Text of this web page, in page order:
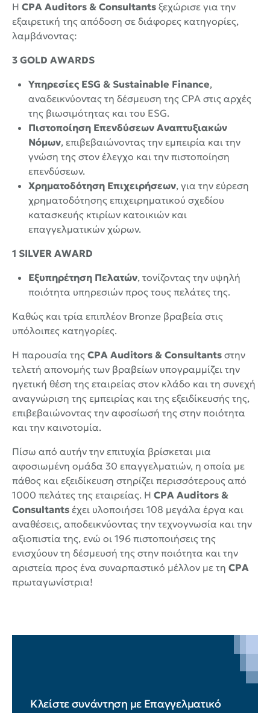
Η CPA Auditors & Consultants ξεχώρισε για την
εξαιρετική της απόδοση σε διάφορες κατηγορίες,
λαμβάνοντας:
3 GOLD AWARDS
Υπηρεσίες ESG & Sustainable Finance,
αναδεικνύοντας τη δέσμευση της CPA στις αρχές
της βιωσιμότητας και του ESG.
Πιστοποίηση Επενδύσεων Αναπτυξιακών
Νόμων, επιβεβαιώνοντας την εμπειρία και την
γνώση της στον έλεγχο και την πιστοποίηση
επενδύσεων.
Χρηματοδότηση Επιχειρήσεων, για την εύρεση
χρηματοδότησης επιχειρηματικού σχεδίου
κατασκευής κτιρίων κατοικιών και
επαγγελματικών χώρων.
1 SILVER AWARD
Εξυπηρέτηση Πελατών, τονίζοντας την υψηλή
ποιότητα υπηρεσιών προς τους πελάτες της.
Καθώς και τρία επιπλέον Bronze βραβεία στις
υπόλοιπες κατηγορίες.
Η παρουσία της CPA Auditors & Consultants στην
τελετή απονομής των βραβείων υπογραμμίζει την
ηγετική θέση της εταιρείας στον κλάδο και τη συνεχή
αναγνώριση της εμπειρίας και της εξειδίκευσής της,
επιβεβαιώνοντας την αφοσίωσή της στην ποιότητα
και την καινοτομία.
Πίσω από αυτήν την επιτυχία βρίσκεται μια
αφοσιωμένη ομάδα 30 επαγγελματιών, η οποία με
πάθος και εξειδίκευση στηρίζει περισσότερους από
1000 πελάτες της εταιρείας. Η CPA Auditors &
Consultants έχει υλοποιήσει 108 μεγάλα έργα και
αναθέσεις, αποδεικνύοντας την τεχνογνωσία και την
αξιοπιστία της, ενώ οι 196 πιστοποιήσεις της
ενισχύουν τη δέσμευσή της στην ποιότητα και την
αριστεία προς ένα συναρπαστικό μέλλον με τη CPA
πρωταγωνίστρια!
Κλείστε συνάντηση με Επαγγελματικό